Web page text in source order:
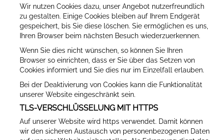
Wir nutzen Cookies dazu, unser Angebot nutzerfreundlich
zu gestalten. Einige Cookies bleiben auf Ihrem Endgerät
gespeichert, bis Sie diese löschen. Sie ermöglichen es uns,
Ihren Browser beim nächsten Besuch wiederzuerkennen.
Wenn Sie dies nicht wünschen, so können Sie Ihren
Browser so einrichten, dass er Sie über das Setzen von
Cookies informiert und Sie dies nur im Einzelfall erlauben.
Bei der Deaktivierung von Cookies kann die Funktionalität
unserer Website eingeschränkt sein.
TLS-VERSCHLÜSSELUNG MIT HTTPS
Auf unserer Website wird https verwendet. Damit können
wir den sicheren Austausch von personenbezogenen Daten